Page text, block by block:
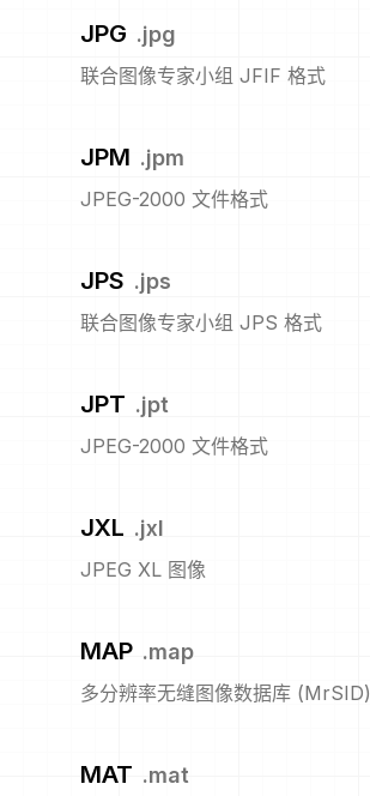
JPG .jpg
联合图像专家小组 JFIF 格式
JPM .jpm
JPEG-2000 文件格式
JPS .jps
联合图像专家小组 JPS 格式
JPT .jpt
JPEG-2000 文件格式
JXL .jxl
JPEG XL 图像
MAP .map
多分辨率无缝图像数据库 (MrSID)
MAT .mat